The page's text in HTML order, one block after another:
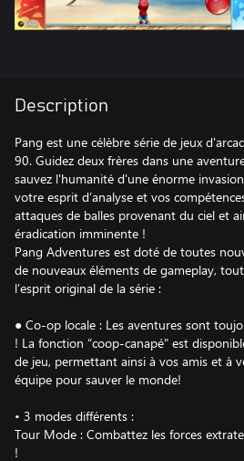
Description
Pang est une célèbre série de jeux
90. Guidez deux frères dans une
sauvez l'humanité d'une énorme
votre esprit d’analyse et vos
attaques de balles provenant du ciel et
éradication imminente !
Pang Adventures est doté de toutes
de nouveaux éléments de gameplay,
l’esprit original de la série :
● Co-op locale : Les aventures sont
! La fonction “coop-canapé" est
de jeu, permettant ainsi à vos amis et à
équipe pour sauver le monde!
• 3 modes différents :
Tour Mode : Combattez les forces
!